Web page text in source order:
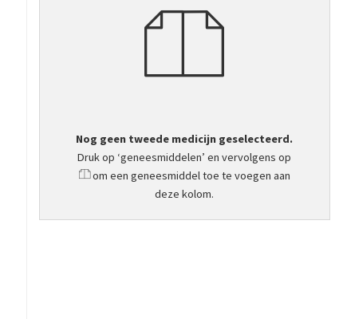
Nog geen tweede medicijn geselecteerd.
Druk op ‘geneesmiddelen’ en vervolgens op
om een geneesmiddel toe te voegen aan
deze kolom.